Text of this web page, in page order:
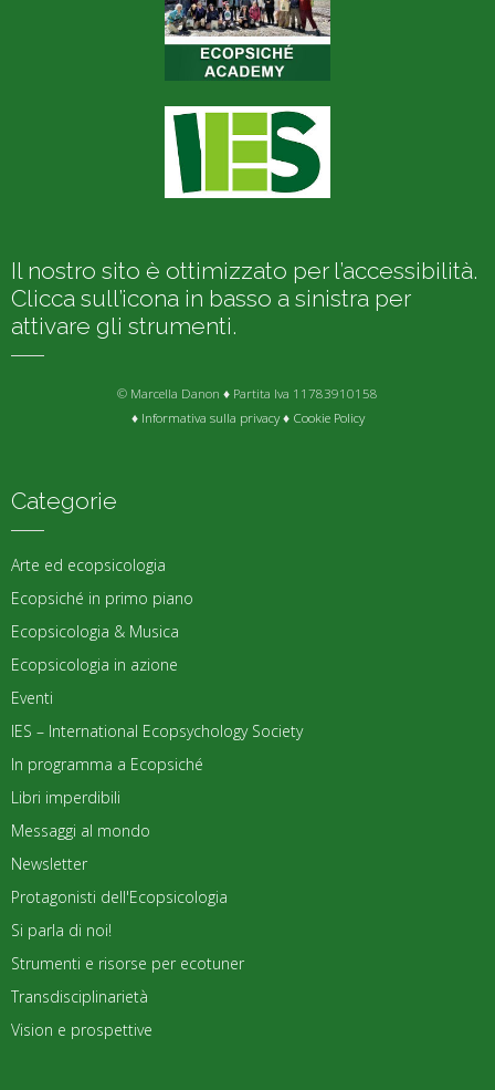
Il nostro sito è ottimizzato per l’accessibilità.
Clicca sull’icona in basso a sinistra per
attivare gli strumenti.
© Marcella Danon ♦ Partita Iva 11783910158
♦ Informativa sulla privacy♦ Cookie Policy
Categorie
Arte ed ecopsicologia
Ecopsiché in primo piano
Ecopsicologia & Musica
Ecopsicologia in azione
Eventi
IES – International Ecopsychology Society
In programma a Ecopsiché
Libri imperdibili
Messaggi al mondo
Newsletter
Protagonisti dell'Ecopsicologia
Si parla di noi!
Strumenti e risorse per ecotuner
Transdisciplinarietà
Vision e prospettive